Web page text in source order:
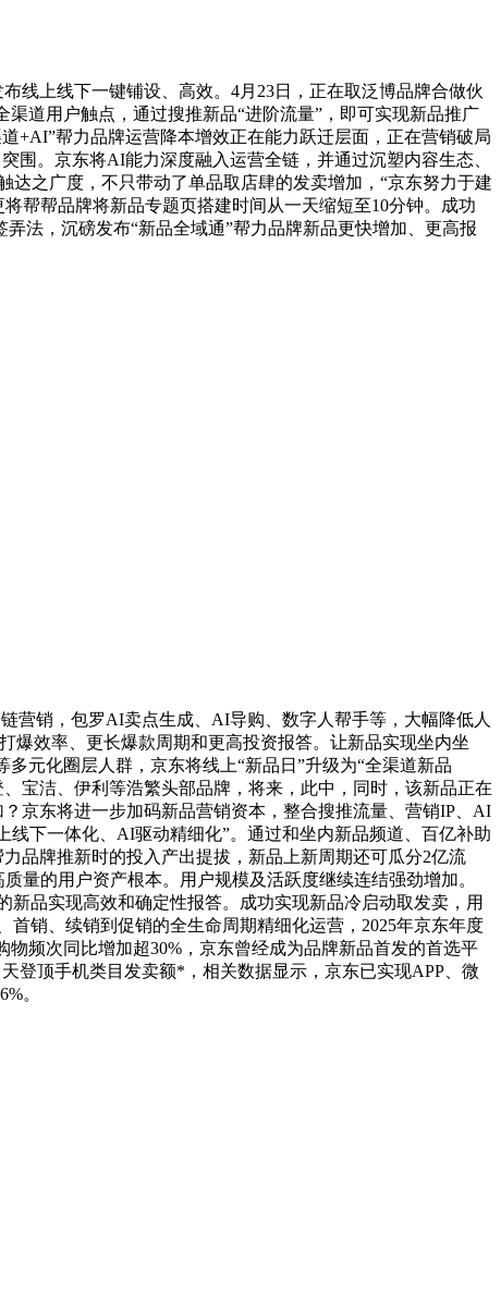
上线下一键铺设、高效。4月23日，正在取泛博品牌合做伙
道用户触点，通过搜推新品“进阶流量”，即可实现新品推广
+AI”帮力品牌运营降本增效正在能力跃迁层面，正在营销破局
围。京东将AI能力深度融入运营全链，并通过沉塑内容生态、
之广度，不只带动了单品取店肆的发卖增加，“京东努力于建
帮帮品牌将新品专题页搭建时间从一天缩短至10分钟。成功
法，沉磅发布“新品全域通”帮力品牌新品更快增加、更高报
营销，包罗AI卖点生成、AI导购、数字人帮手等，大幅降低人
爆效率、更长爆款周期和更高投资报答。让新品实现坐内坐
元化圈层人群，京东将线上“新品日”升级为“全渠道新品
宝洁、伊利等浩繁头部品牌，将来，此中，同时，该新品正在
京东将进一步加码新品营销资本，整合搜推流量、营销IP、AI
下一体化、AI驱动精细化”。通过和坐内新品频道、百亿补助
品牌推新时的投入产出提拔，新品上新周期还可瓜分2亿流
量的用户资产根本。用户规模及活跃度继续连结强劲增加。
品实现高效和确定性报答。成功实现新品冷启动取发卖，用
销、续销到促销的全生命周期精细化运营，2025年京东年度
频次同比增加超30%，京东曾经成为品牌新品首发的首选平
登顶手机类目发卖额*，相关数据显示，京东已实现APP、微
。